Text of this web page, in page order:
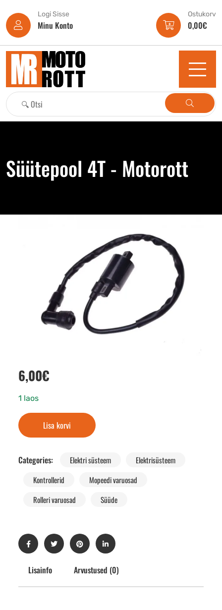
Logi Sisse
Minu Konto
Ostukorv
0,00€
Süütepool 4T - Motorott
6,00€
1 laos
Lisa korvi
Categories: Elektri süsteem
Elektrisüsteem
Kontrollerid
Mopeedi varuosad
Rolleri varuosad
Süüde
Lisainfo Arvustused (0)